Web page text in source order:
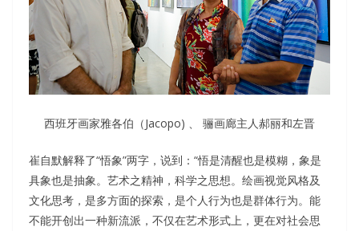
西班牙画家雅各伯（Jacopo) 、 骊画廊主人郝丽和左晋
崔自默解释了“悟象”两字，说到：“悟是清醒也是模糊，象是
具象也是抽象。艺术之精神，科学之思想。绘画视觉风格及
文化思考，是多方面的探索，是个人行为也是群体行为。能
不能开创出一种新流派，不仅在艺术形式上，更在对社会思